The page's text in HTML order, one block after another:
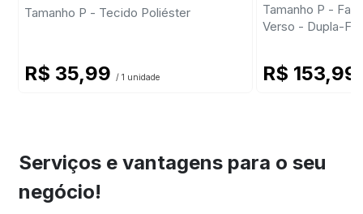
Tamanho P - Tecido Poliéster
R$ 35,99 / 1 unidade
Tamanho P -
Verso - Dupla-
R$ 153,99
Serviços e vantagens para o seu
negócio!